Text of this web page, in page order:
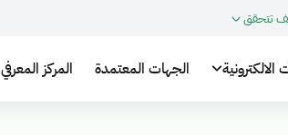
تتحقق
الجهات المعتمدة المركز المعرفي